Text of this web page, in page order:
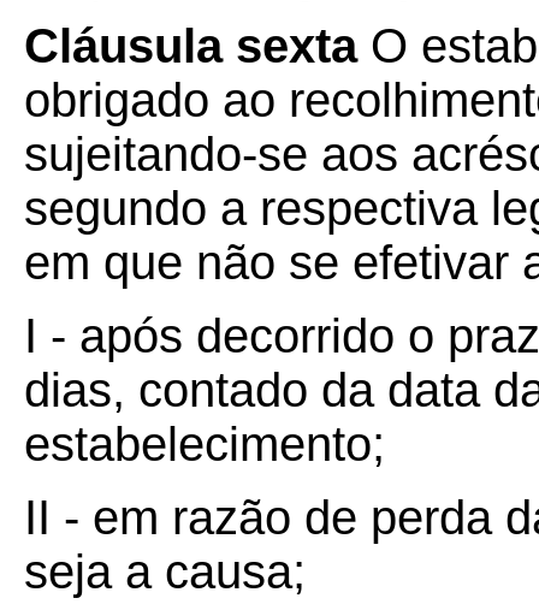
Cláusula sexta O
obrigado ao
sujeitando-se aos
segundo a respectiva
em que não se efetivar
I - após decorrido o
dias, contado da data
estabelecimento;
II - em razão de perda
seja a causa;